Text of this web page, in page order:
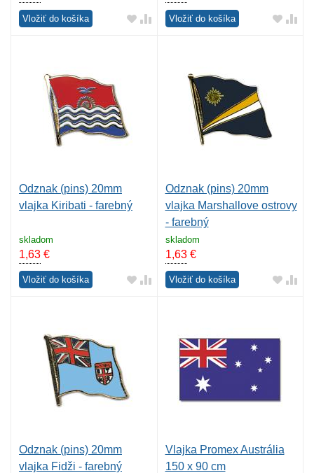
Vložiť do košíka Vložiť do košíka
Odznak (pins) 20mm
vlajka Kiribati - farebný
skladom
1,63 €
Vložiť do košíka
Odznak (pins) 20mm
vlajka Marshallove ostrovy
- farebný
skladom
1,63€
Vložiť do košíka
Odznak (pins) 20mm
vlajka Fidži - farebný
Vlajka Promex Austrália
150 x 90 cm